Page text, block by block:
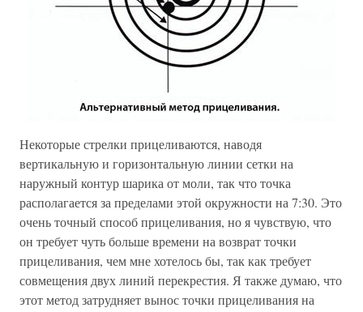
Некоторые стрелки прицеливаются, наводя
вертикальную и горизонтальную линии сетки на
наружный контур шарика от моли, так что точка
располагается за пределами этой окружности на 7:30. Это
очень точный способ прицеливания, но я чувствую, что
он требует чуть больше времени на возврат точки
прицеливания, чем мне хотелось бы, так как требует
совмещения двух линий перекрестия. Я также думаю, что
этот метод затрудняет вынос точки прицеливания на